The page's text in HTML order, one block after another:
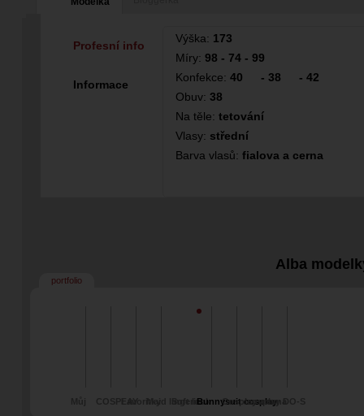
Výška: 173
Míry: 98 - 74 - 99
Konfekce: 40 - 38 - 42
Obuv: 38
Na těle: tetování
Vlasy: střední
Barva vlasů: fialova a cerna
Profesní info
Informace
Alba
portfolio
Maid lingerie
Soft lookBunnysuit cosplay
Cosplay a vana
cosplay DO-S